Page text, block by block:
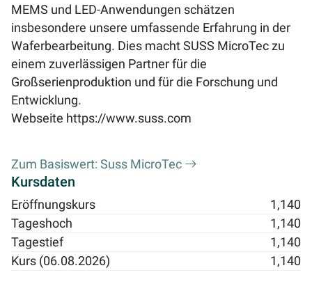
MEMS und LED-Anwendungen schätzen
insbesondere unsere umfassende Erfahrung in der
Waferbearbeitung. Dies macht SUSS MicroTec zu
einem zuverlässigen Partner für die
Großserienproduktion und für die Forschung und
Entwicklung.
Webseite https://www.suss.com
Zum Basiswert: Suss MicroTec
Kursdaten
Eröffnungskurs
1,140
Tageshoch
1,140
Tagestief
1,140
Kurs (06.08.2026)
1,140